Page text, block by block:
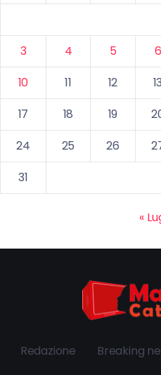
3
4 5 6
10
11 12 13
17
18 19
24
25 26
31
«
Redazione Breaking